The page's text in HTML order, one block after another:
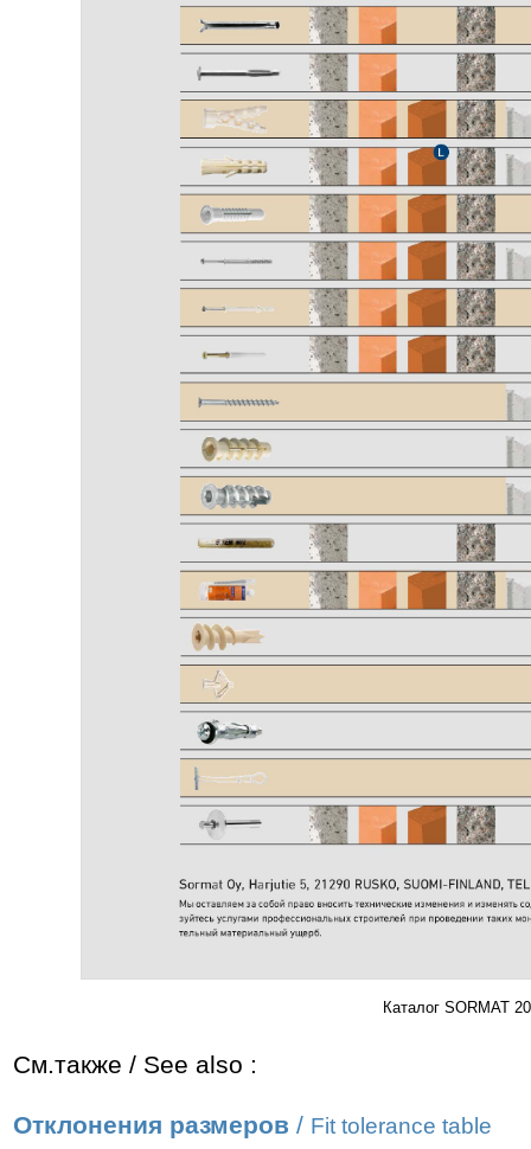
Каталог SORMAT
См.также / See also :
Отклонения размеров / Fit tolerance table